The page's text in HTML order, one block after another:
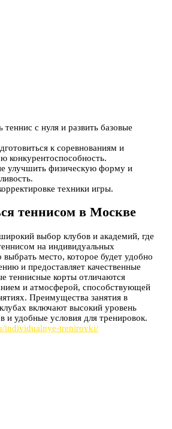
теннис с нуля и развить базовые
к соревнованиям и
конкурентоспособность.
улучшить физическую форму и
техники игры.
теннисом в Москве
выбор клубов и академий, где
на индивидуальных
место, которое будет удобно
и предоставляет качественные
теннисные корты отличаются
и атмосферой, способствующей
Преимущества занятия в
включают высокий уровень
и удобные условия для тренировок.
individualnye-trenirovki/